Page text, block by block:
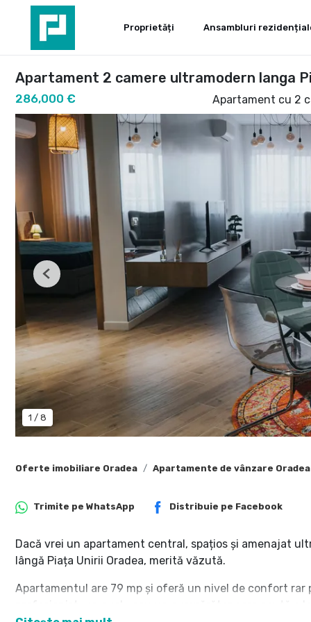
Proprietăți Ansambluri
Apartament 2 camere ultramodern langa
286,000 € Apartament cu 2
1 / 8
Previous
Oferte imobiliare Oradea Apartamente de vânzare Oradea
Trimite pe WhatsApp Distribuie pe Facebook
Dacă vrei un apartament central, spațios și amenajat
lângă Piața Unirii Oradea, merită văzută.
Apartamentul are 79 mp și oferă un nivel de confort